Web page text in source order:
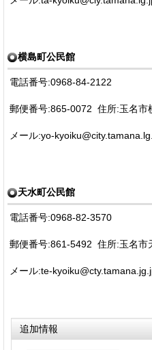
横島町公民館
電話番号:0968-84-2122
郵便番号:865-0072 住所:玉名市
メール:yo-
天水町公民館
電話番号:0968-82-3570
郵便番号:861-5492 住所:玉名市
メール:te-
追加情報